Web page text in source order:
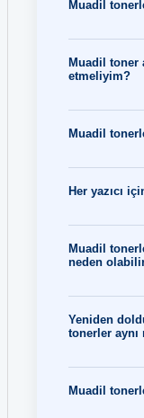
Muadil
Muadil toner
etmeliyim?
Muadil
Her yazıcı
Muadil
neden
Yeniden
tonerler aynı
Muadil